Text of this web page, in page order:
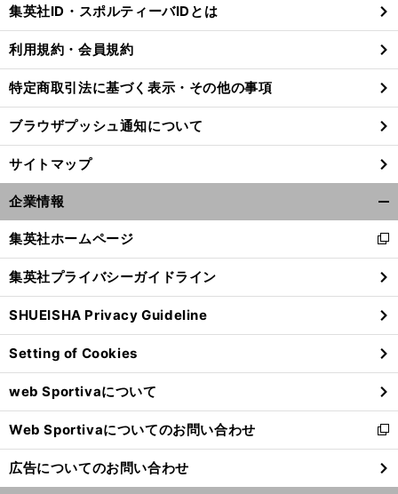
る
集英社ID・スポルティーバIDとは
利用規約・会員規約
特定商取引法に基づく表示・その他の事項
ブラウザプッシュ通知について
サイトマップ
企業情報
閉
る
集英社ホームページ
新
し
い
ウ
ィ
ン
ド
ウ
で
開
く
集英社プライバシーガイドライン
SHUEISHA Privacy Guideline
Setting of Cookies
web Sportivaについて
Web Sportivaについてのお問い合わせ
新
し
い
ウ
広告についてのお問い合わせ